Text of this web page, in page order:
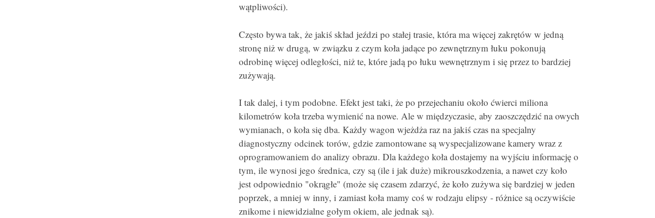
wątpliwości).
Często bywa tak, że jakiś skład jeździ po stałej trasie, która ma więcej zakrętów w jedną
stronę niż w drugą, w związku z czym koła jadące po zewnętrznym łuku pokonują
odrobinę więcej odległości, niż te, które jadą po łuku wewnętrznym i się przez to bardziej
zużywają.
I tak dalej, i tym podobne. Efekt jest taki, że po przejechaniu około ćwierci miliona
kilometrów koła trzeba wymienić na nowe. Ale w międzyczasie, aby zaoszczędzić na owych
wymianach, o koła się dba. Każdy wagon wjeżdża raz na jakiś czas na specjalny
diagnostyczny odcinek torów, gdzie zamontowane są wyspecjalizowane kamery wraz z
oprogramowaniem do analizy obrazu. Dla każdego koła dostajemy na wyjściu informację o
tym, ile wynosi jego średnica, czy są (ile i jak duże) mikrouszkodzenia, a nawet czy koło
jest odpowiednio "okrągłe" (może się czasem zdarzyć, że koło zużywa się bardziej w jeden
poprzek, a mniej w inny, i zamiast koła mamy coś w rodzaju elipsy - różnice są oczywiście
znikome i niewidzialne gołym okiem, ale jednak są).